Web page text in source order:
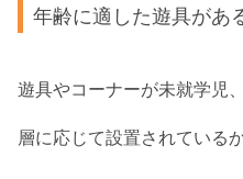
年齢に適した遊具があ
遊具やコーナーが未就学児
層に応じて設置されている